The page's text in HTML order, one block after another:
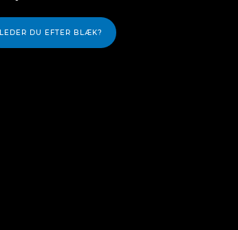
LEDER DU EFTER BLÆK?